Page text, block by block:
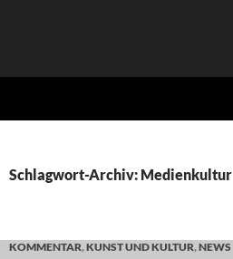
Schlagwort-Archiv: Medienkultur
KOMMENTAR,KUNST UND KULTUR,NEWS